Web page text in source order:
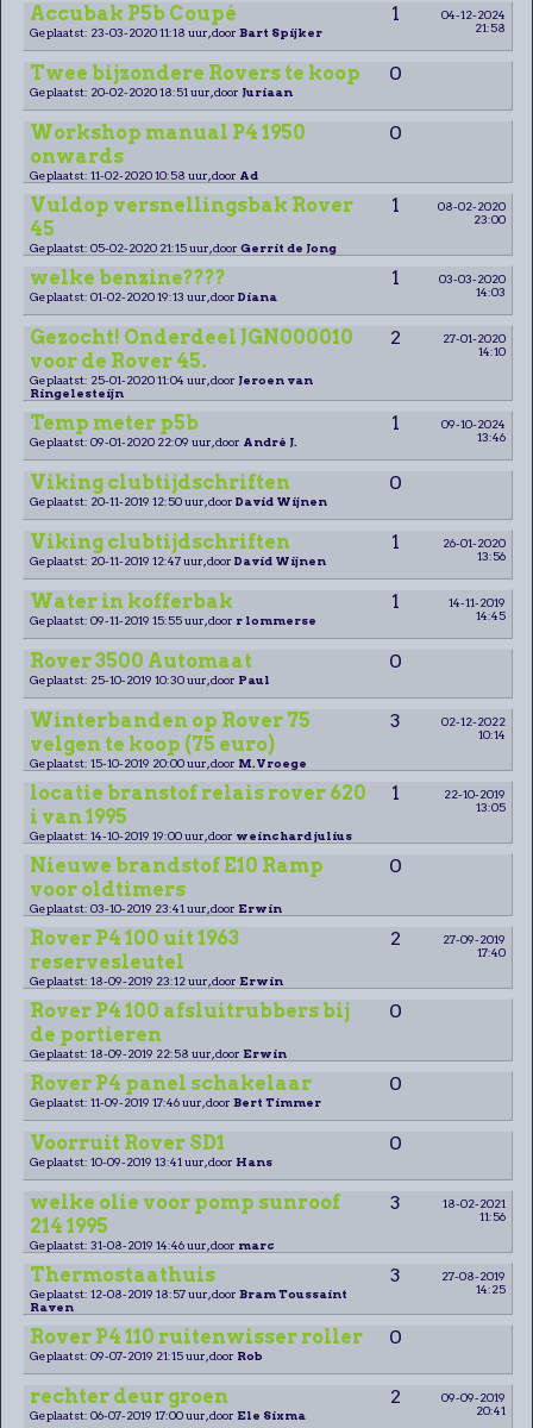
Accubak P5b Coupé 1
04-12-2024
21:58
Geplaatst: 23-03-2020 11:18 uur, door Bart Spijker
Twee bijzondere Rovers te koop 0
Geplaatst: 20-02-2020 18:51 uur, door Juriaan
Workshop manual P4 1950
onwards
0
Geplaatst: 11-02-2020 10:58 uur, door Ad
Vuldop versnellingsbak Rover
45
1
08-02-2020
23:00
Geplaatst: 05-02-2020 21:15 uur, door Gerrit de Jong
welke benzine???? 1
03-03-2020
14:03
Geplaatst: 01-02-2020 19:13 uur, door Diana
Gezocht! Onderdeel JGN000010
voor de Rover 45.
2
27-01-2020
14:10
Geplaatst: 25-01-2020 11:04 uur, door Jeroen van
Ringelesteijn
Temp meter p5b 1
09-10-2024
13:46
Geplaatst: 09-01-2020 22:09 uur, door André J.
Viking clubtijdschriften 0
Geplaatst: 20-11-2019 12:50 uur, door David Wijnen
Viking clubtijdschriften 1
26-01-2020
13:56
Geplaatst: 20-11-2019 12:47 uur, door David Wijnen
Water in kofferbak 1
14-11-2019
14:45
Geplaatst: 09-11-2019 15:55 uur, door r lommerse
Rover 3500 Automaat 0
Geplaatst: 25-10-2019 10:30 uur, door Paul
Winterbanden op Rover 75
velgen te koop (75 euro)
3
02-12-2022
10:14
Geplaatst: 15-10-2019 20:00 uur, door M.Vroege
locatie branstof relais rover 620
i van 1995
1
22-10-2019
13:05
Geplaatst: 14-10-2019 19:00 uur, door weinchard julius
Nieuwe brandstof E10 Ramp
voor oldtimers
0
Geplaatst: 03-10-2019 23:41 uur, door Erwin
Rover P4 100 uit 1963
reservesleutel
2
27-09-2019
17:40
Geplaatst: 18-09-2019 23:12 uur, door Erwin
Rover P4 100 afsluitrubbers bij
de portieren
0
Geplaatst: 18-09-2019 22:58 uur, door Erwin
Rover P4 panel schakelaar 0
Geplaatst: 11-09-2019 17:46 uur, door Bert Timmer
Voorruit Rover SD1 0
Geplaatst: 10-09-2019 13:41 uur, door Hans
welke olie voor pomp sunroof
214 1995
3
18-02-2021
11:56
Geplaatst: 31-08-2019 14:46 uur, door marc
Thermostaathuis 3
27-08-2019
14:25
Geplaatst: 12-08-2019 18:57 uur, door Bram Toussaint
Raven
Rover P4 110 ruitenwisser roller 0
Geplaatst: 09-07-2019 21:15 uur, door Rob
rechter deur groen 2
09-09-2019
20:41
Geplaatst: 06-07-2019 17:00 uur, door Ele Sixma